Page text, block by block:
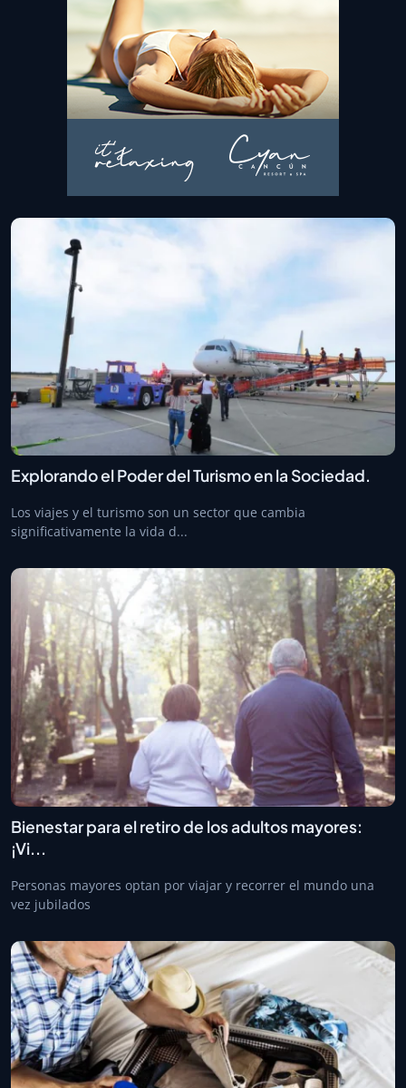
Explorando el Poder del Turismo en la Sociedad.
Los viajes y el turismo son un sector que cambia
significativamente la vida d...
Bienestar para el retiro de los adultos mayores:
¡Vi...
Personas mayores optan por viajar y recorrer el mundo una
vez jubilados